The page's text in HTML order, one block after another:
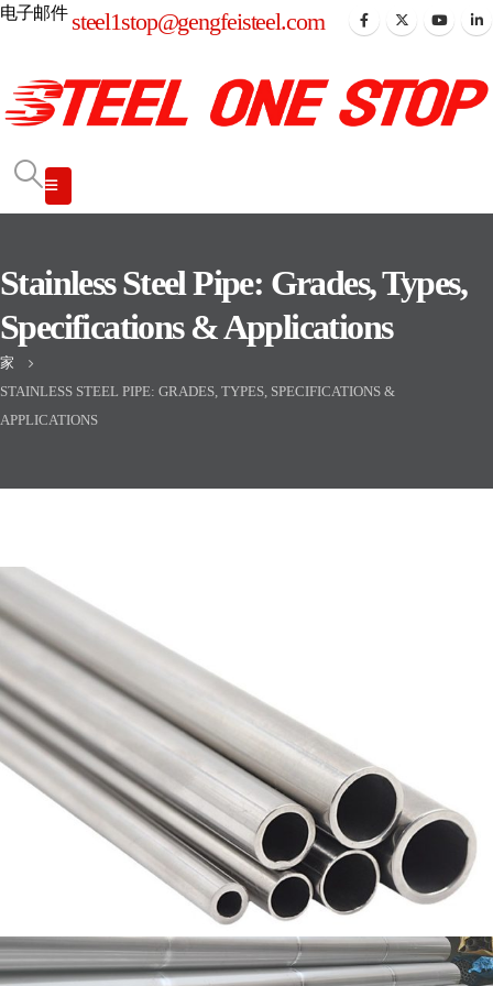
电子邮件 steel1stop@gengfeisteel.com
Stainless Steel Pipe: Grades, Types,
Specifications & Applications
家
STAINLESS STEEL PIPE: GRADES, TYPES, SPECIFICATIONS &
APPLICATIONS